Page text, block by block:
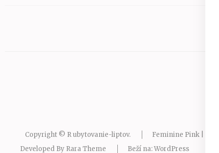
Copyright © Rubytovanie-liptov.
Feminine Pink |
Developed By Rara Theme Beží na:WordPress